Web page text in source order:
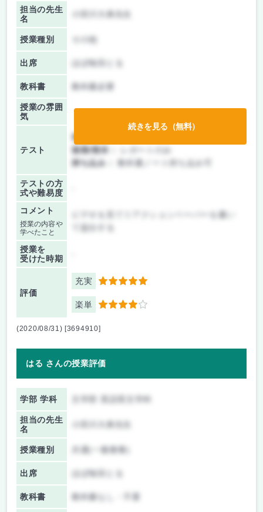
担当の先生
名
授業種別 その他
出席 ほぼ毎回とる
教科書 教科書必要
授業の雰囲
気
テスト
前期/中間：
後期/期末：
持ち込み：
教科書ノート持ち込み可
テストの方
式や難易度
コメント
授業の内容や
学べたこと
ビデオを見てリアクションペーパーを書い
授業を
受けた時期
評価
充実 5
楽単 4
続きを見る（無料）
(2020/08/31) [3694910]
はる さんの授業評価
学部 学科
担当の先生
名
授業種別 共通(一般教養)
出席 ほぼ毎回とる
教科書 教科書なし・不要